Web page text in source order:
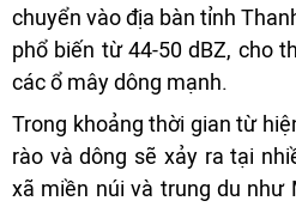
chuyển vào địa bàn tỉnh
phổ biến từ 44-50 dBZ, cho
các ổ mây dông mạnh.
Trong khoảng thời gian từ
rào và dông sẽ xảy ra tại
xã miền núi và trung du như